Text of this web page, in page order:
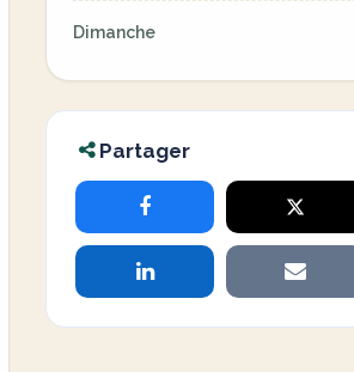
Dimanche
Partager